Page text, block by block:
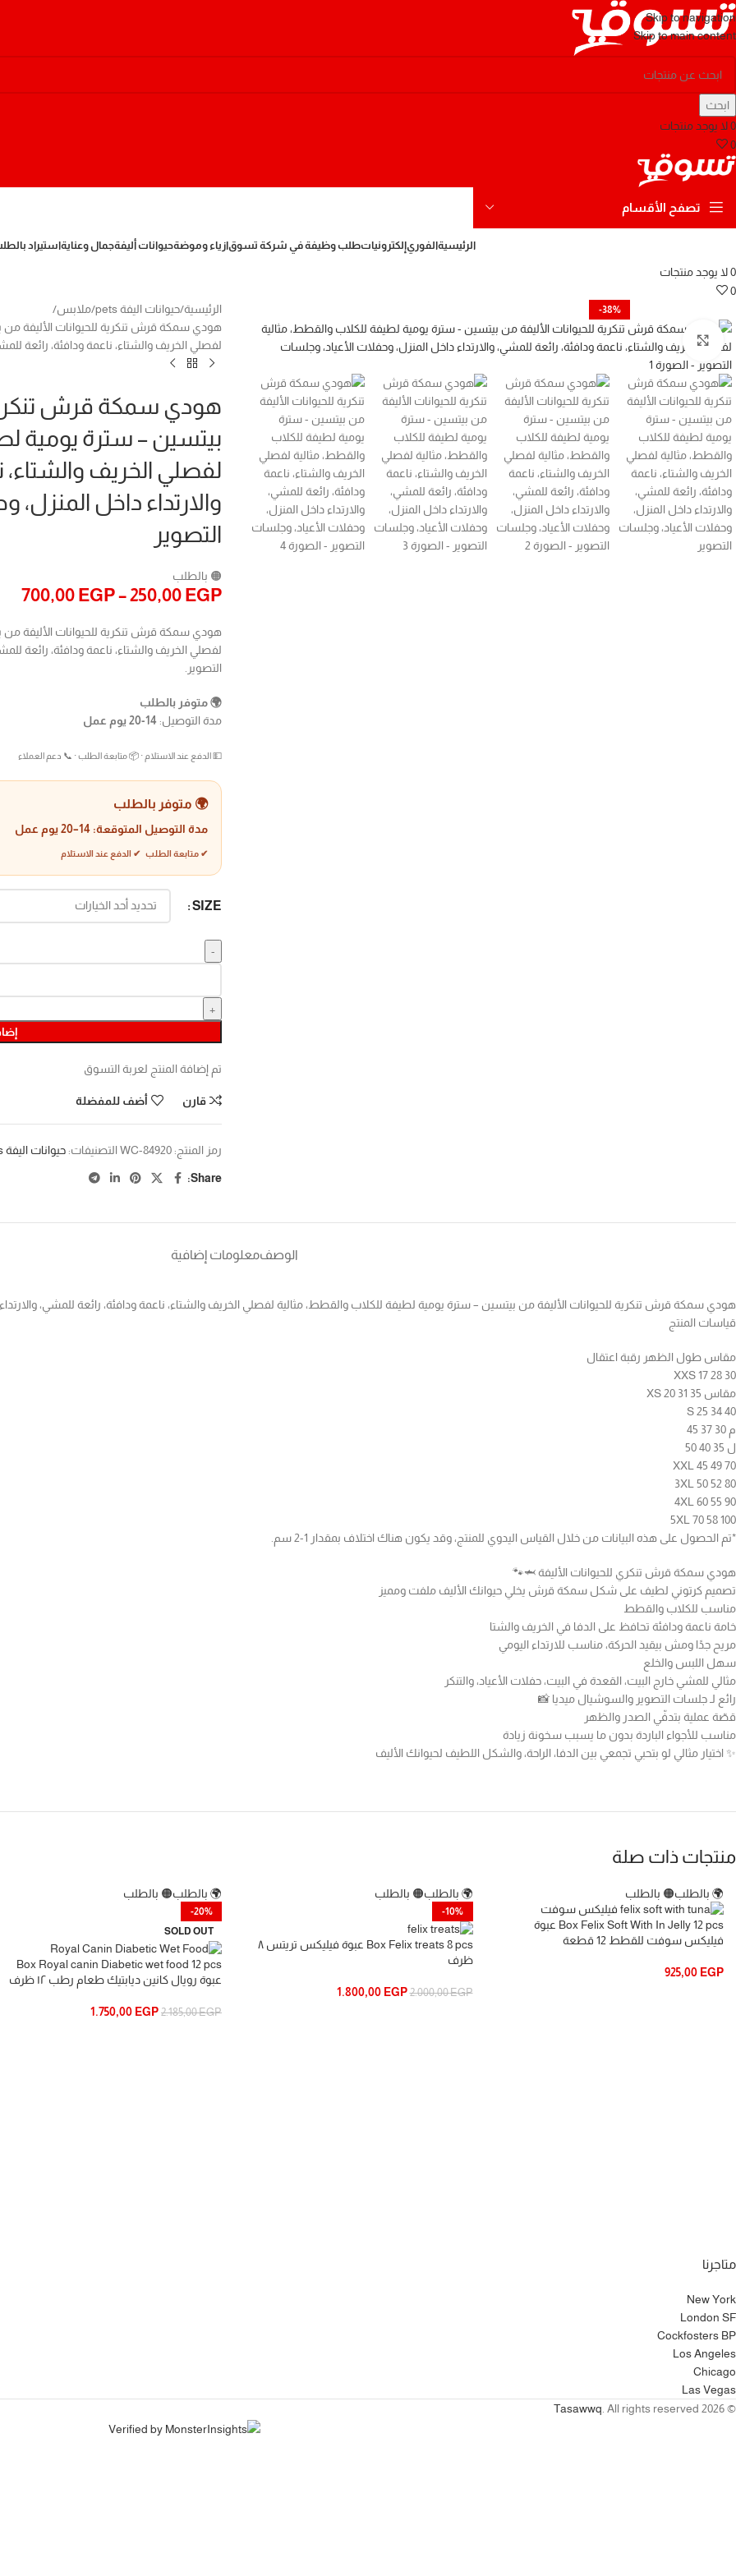
Skip to navigation
Skip to main content
ابحث
0لا يوجد منتجات
0
تصفح الأقسام
الرئيسيةالفوريإلكترونياتطلب وظيفة في شركة تسوقازياء وموضةحيوانات أليفةجمال وعنايةاستيراد
0لا يوجد منتجات
0
-38%
Click to enlarge
الرئيسية حيوانات اليفة pets
ملابس
هودي سمكة قرش تنكرية للحيوانات الأليفة من
لفصلي الخريف والشتاء، ناعمة ودافئة، رائعة
هودي سمكة قرش تنكرية
بيتسين – سترة يومية
لفصلي الخريف والشتاء،
والارتداء داخل
التصوير
🟠 بالطلب
250,00 EGP
–
700,00 EGP
هودي سمكة قرش تنكرية للحيوانات الأليفة من
لفصلي الخريف والشتاء، ناعمة ودافئة، رائعة
التصوير.
🌍 متوفر بالطلب
مدة التوصيل: 14-20 يوم عمل
💵 الدفع عند الاستلام · 📦 متابعة الطلب · 📞 دعم العملاء
🌍 متوفر بالطلب
مدة التوصيل المتوقعة: 14–20 يوم عمل
✔ متابعة الطلب ✔ الدفع عند الاستلام
SIZE
تم إضافة المنتج لعربة التسوق
قارن أضف للمفضلة
رمز المنتج: WC-84920 التصنيفات: حيوانات اليفة pets
Share:
الوصفمعلومات إضافية
هودي سمكة قرش تنكرية للحيوانات الأليفة من بيتسين – سترة يومية لطيفة للكلاب والقطط، مثالية لفصلي الخريف والشتاء، ناعمة ودافئة، رائعة للمشي، والارتداء
قياسات المنتج
مقاس طول الظهر رقبة اعتقال
XXS 17 28 30
مقاس XS 20 31 35
S 25 34 40
م 30 37 45
ل 35 40 50
XXL 45 49 70
3XL 50 52 80
4XL 60 55 90
5XL 70 58 100
*تم الحصول على هذه البيانات من خلال القياس اليدوي للمنتج، وقد يكون هناك اختلاف بمقدار 1-2 سم.
هودي سمكة قرش تنكري للحيوانات الأليفة 🦈🐾
تصميم كرتوني لطيف على شكل سمكة قرش يخلي حيوانك الأليف ملفت ومميز
مناسب للكلاب والقطط
خامة ناعمة ودافئة تحافظ على الدفا في الخريف والشتا
مريح جدًا ومش بيقيد الحركة، مناسب للارتداء اليومي
سهل اللبس والخلع
مثالي للمشي خارج البيت، القعدة في البيت، حفلات الأعياد، والتنكر
رائع لـ جلسات التصوير والسوشيال ميديا 📸
قصّة عملية بتدفّي الصدر والظهر
مناسب للأجواء الباردة بدون ما يسبب سخونة زيادة
✨ اختيار مثالي لو بتحبي تجمعي بين الدفا، الراحة، والشكل اللطيف لحيوانك الأليف
منتجات ذات صلة
🌍 بالطلب🟠 بالطلب
Box Felix Soft With In Jelly 12 pcs عبوة
فيليكس سوفت للقطط 12 قطعة
925,00 EGP
🌍 بالطلب🟠 بالطلب
-10%
Box Felix treats 8 pcs عبوة فيليكس تريتس ٨
ظرف
2.000,00EGP
1.800,00 EGP
🌍 بالطلب🟠 بالطلب
-20%
SOLD OUT
Box Royal canin Diabetic wet food 12 pcs
عبوة رويال كانين ديابتيك طعام رطب ١٢ ظرف
2.185,00EGP
1.750,00 EGP
متاجرنا
New York
London SF
Cockfosters BP
Los Angeles
Chicago
Las Vegas
© 2026
Tasawwq . All rights reserved